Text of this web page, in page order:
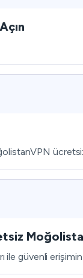
güvenli erişimin